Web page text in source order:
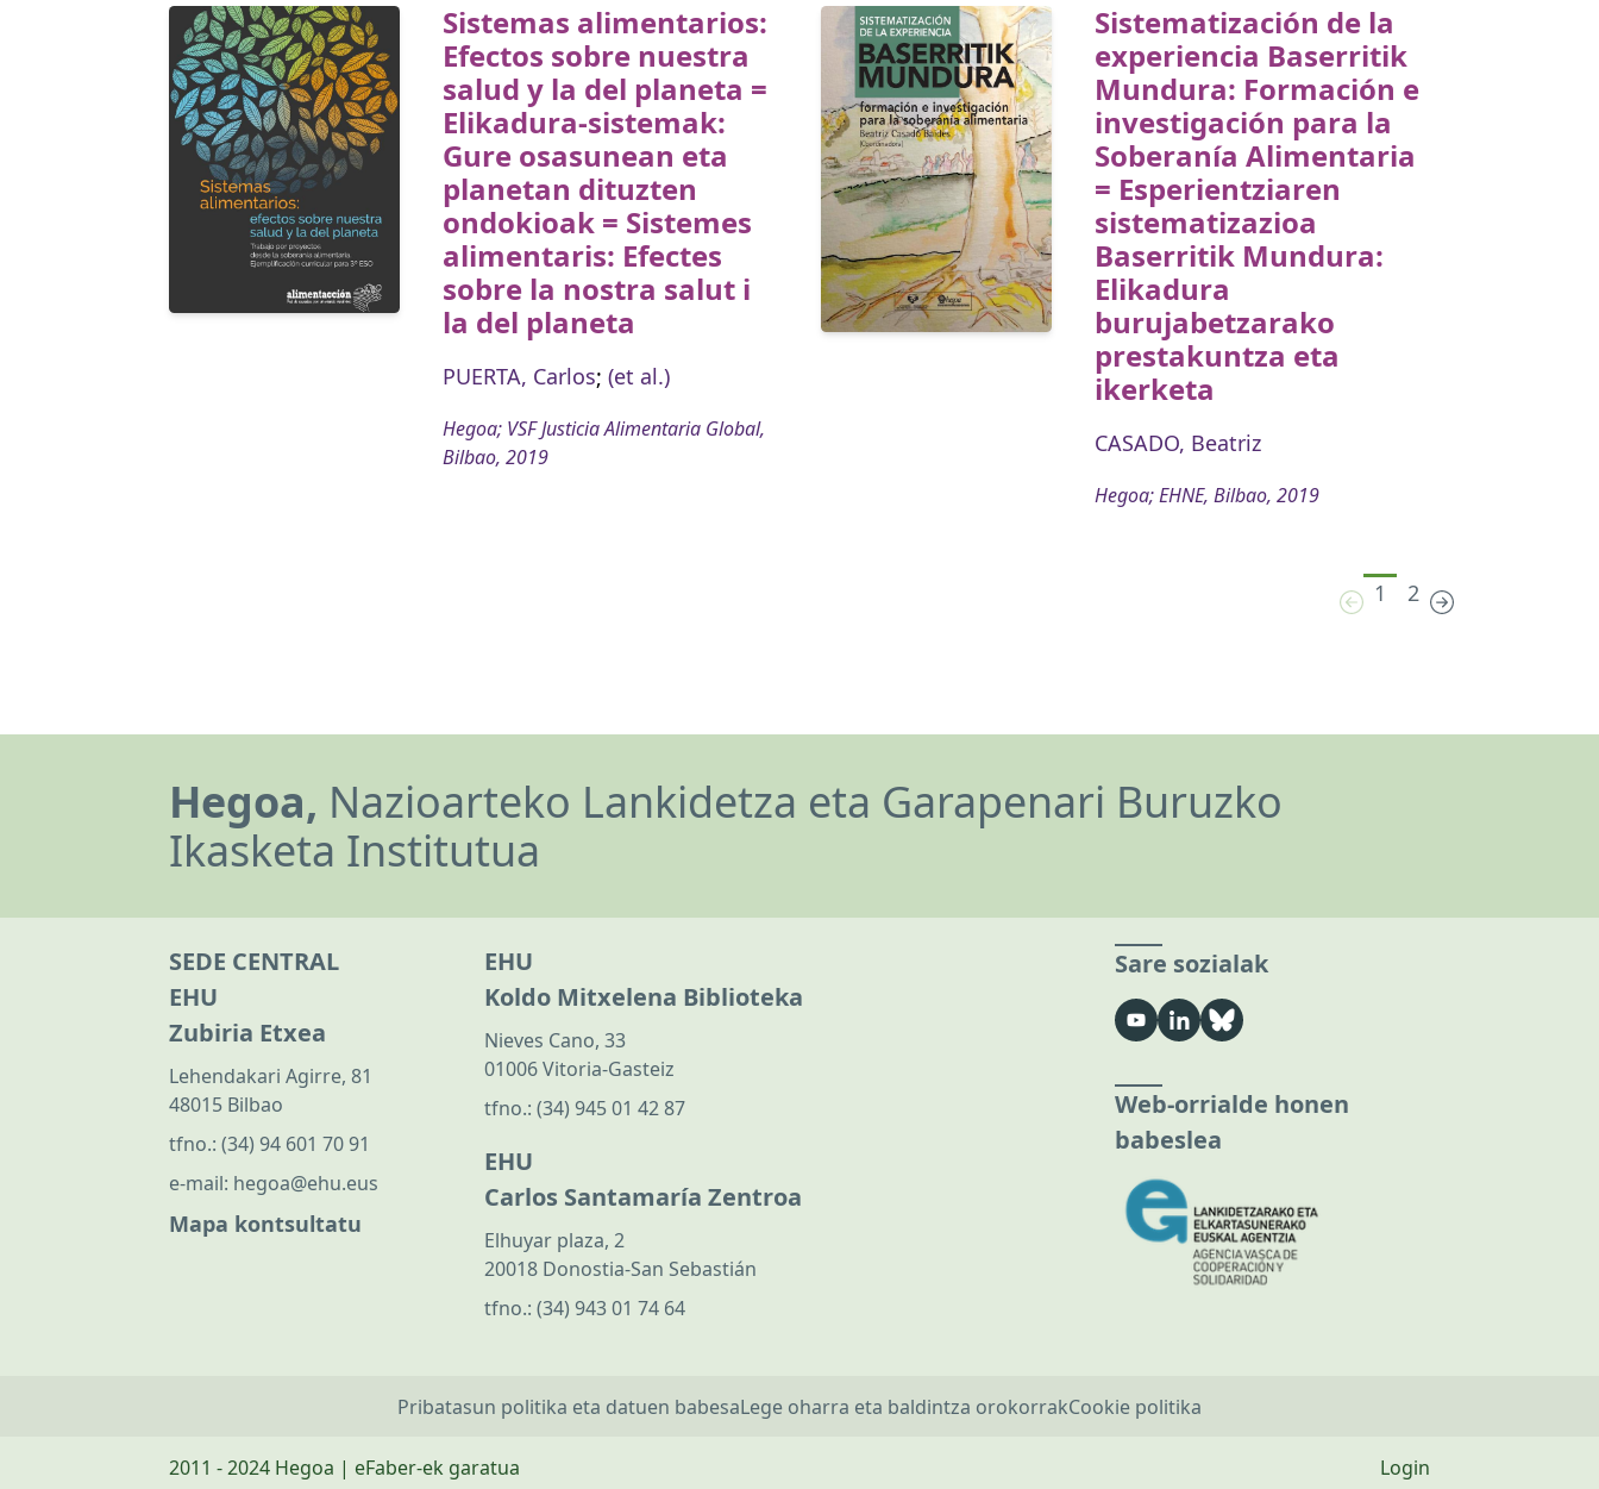
Sistemas alimentarios:
Efectos sobre nuestra
salud y la del planeta =
Elikadura-sistemak:
Gure osasunean eta
planetan dituzten
ondokioak = Sistemes
alimentaris: Efectes
sobre la nostra salut i
la del planeta
PUERTA, Carlos; (et al.)
Hegoa; VSF Justicia Alimentaria Global,
Bilbao, 2019
Sistematización de la
experiencia Baserritik
Mundura: Formación e
investigación para la
Soberanía Alimentaria
= Esperientziaren
sistematizazioa
Baserritik Mundura:
Elikadura
burujabetzarako
prestakuntza eta
ikerketa
CASADO, Beatriz
Hegoa; EHNE, Bilbao, 2019
1 2
Hegoa, Nazioarteko Lankidetza eta Garapenari Buruzko
Ikasketa Institutua
SEDE CENTRAL
EHU
Zubiria Etxea
Lehendakari Agirre, 81
48015 Bilbao
tfno.: (34) 94 601 70 91
e-mail: hegoa@ehu.eus
Mapa kontsultatu
EHU
Koldo Mitxelena Biblioteka
Nieves Cano, 33
01006 Vitoria-Gasteiz
tfno.: (34) 945 01 42 87
EHU
Carlos Santamaría Zentroa
Elhuyar plaza, 2
20018 Donostia-San Sebastián
tfno.: (34) 943 01 74 64
Sare sozialak
Web-orrialde honen
babeslea
Pribatasun politika eta datuen babesaLege oharra eta baldintza orokorrakCookie politika
2011 - 2024 Hegoa | eFaber-ek garatua Login